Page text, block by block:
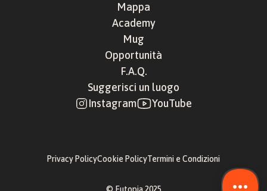
Mappa
Academy
Mug
Opportunità
F.A.Q.
Suggerisci un luogo
Instagram
YouTube
Privacy PolicyCookie PolicyTermini e Condizioni